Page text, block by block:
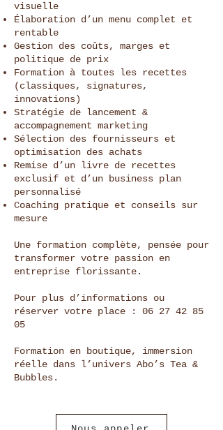
visuelle
Élaboration d’un menu complet et
rentable
Gestion des coûts, marges et
politique de prix
Formation à toutes les recettes
(classiques, signatures,
innovations)
Stratégie de lancement &
accompagnement marketing
Sélection des fournisseurs et
optimisation des achats
Remise d’un livre de recettes
exclusif et d’un business plan
personnalisé
Coaching pratique et conseils sur
mesure
Une formation complète, pensée pour
transformer votre passion en
entreprise florissante.
Pour plus d’informations ou
réserver votre place : 06 27 42 85
05
Formation en boutique, immersion
réelle dans l’univers Abo’s Tea &
Bubbles.